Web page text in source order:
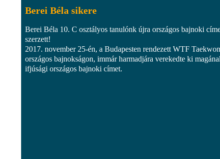
Berei Béla sikere
Berei Béla 10. C osztályos tanulónk újra országos bajnoki
szerzett!
2017. november 25-én, a Budapesten rendezett WTF
országos bajnokságon, immár harmadjára verekedte ki
ifjúsági országos bajnoki címet.